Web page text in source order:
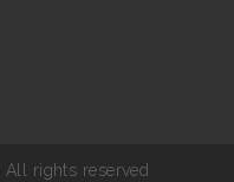
rights reserved